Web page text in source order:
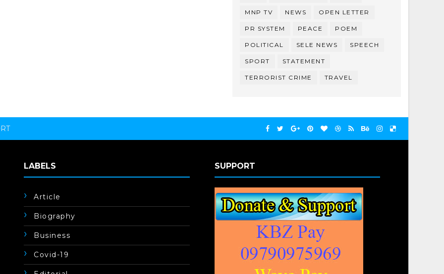
MNP TV NEWS OPEN LETTER
PR SYSTEM PEACE POEM
POLITICAL SELE NEWS SPEECH
SPORT STATEMENT
TERRORIST CRIME TRAVEL
LABELS
Article
Biography
Business
Covid-19
SUPPORT